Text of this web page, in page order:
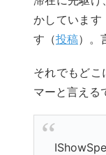
かしています
す（投稿）。
それでもど
マーと言える